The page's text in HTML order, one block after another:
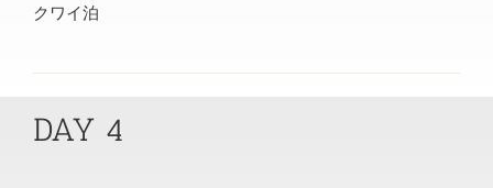
クワイ泊
DAY 4